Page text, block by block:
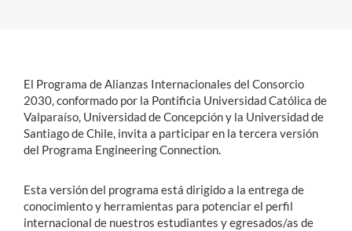
Alumni
El Programa de Alianzas Internacionales del Consorcio
2030, conformado por la Pontificia Universidad Católica de
Valparaíso, Universidad de Concepción y la Universidad de
Santiago de Chile, invita a participar en la tercera versión
del Programa Engineering Connection.
Esta versión del programa está dirigido a la entrega de
conocimiento y herramientas para potenciar el perfil
internacional de nuestros estudiantes y egresados/as de